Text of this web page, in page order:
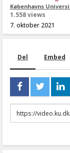
Københavns
1.558 views
7. oktober 2021
Del Embed
URL
to